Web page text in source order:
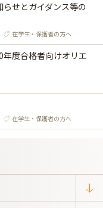
せとガイダンス等の
在学生・保護者の方へ
度合格者向けオリエ
在学生・保護者の方へ